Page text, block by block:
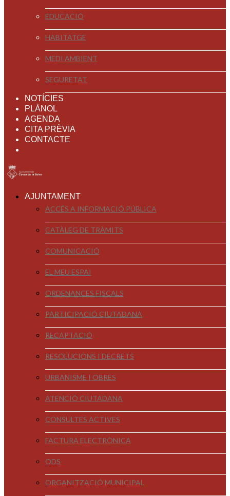
EDUCACIÓ
HABITATGE
MEDI AMBIENT
SEGURETAT
NOTÍCIES
PLÀNOL
AGENDA
CITA PRÈVIA
CONTACTE
AJUNTAMENT
ACCÉS A INFORMACIÓ PÚBLICA
CATÀLEG DE TRÀMITS
COMUNICACIÓ
EL MEU ESPAI
ORDENANCES FISCALS
PARTICIPACIÓ CIUTADANA
RECAPTACIÓ
RESOLUCIONS I DECRETS
URBANISME I OBRES
ATENCIÓ CIUTADANA
CONSULTES ACTIVES
FACTURA ELECTRÒNICA
ODS
ORGANITZACIÓ MUNICIPAL